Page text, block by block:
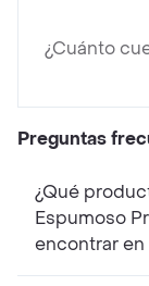
¿Cuánto
Preguntas
¿Qué
Espumoso
encontrar en